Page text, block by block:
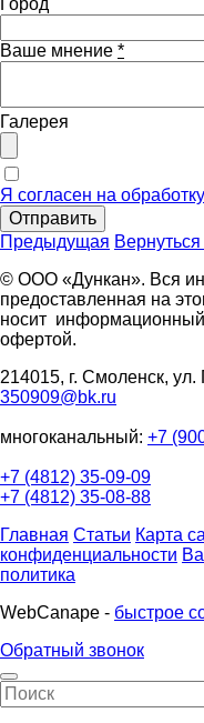
Ваше мнение *
Галерея
Я согласен на
Отправить
Предыдущая Вернуться
© ООО «Дункан». Вся
предоставленная на
носит информационный
офертой.
214015, г. Смоленск, ул.
350909@bk.ru
многоканальный: +7
+7 (4812) 35-09-09
+7 (4812) 35-08-88
Главная Статьи Карта
конфиденциальности
политика
WebCanape - быстрое
Обратный звонок